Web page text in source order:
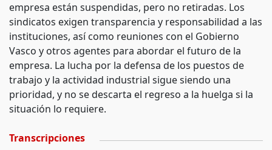
empresa están suspendidas, pero no retiradas. Los
sindicatos exigen transparencia y responsabilidad a las
instituciones, así como reuniones con el Gobierno
Vasco y otros agentes para abordar el futuro de la
empresa. La lucha por la defensa de los puestos de
trabajo y la actividad industrial sigue siendo una
prioridad, y no se descarta el regreso a la huelga si la
situación lo requiere.
Transcripciones